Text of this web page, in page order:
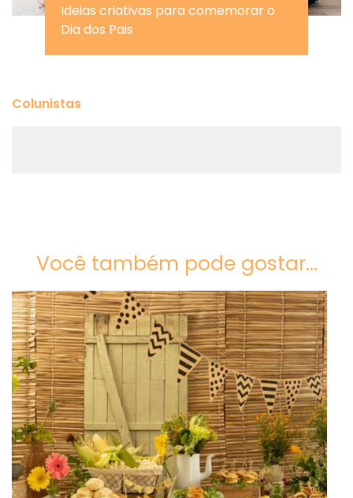
Ideias criativas para comemorar o
Dia dos Pais
Colunistas
Você também pode gostar...